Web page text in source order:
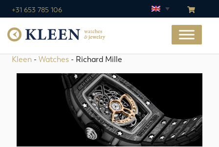
+31 653 785 106
Kleen - Watches - Richard Mille